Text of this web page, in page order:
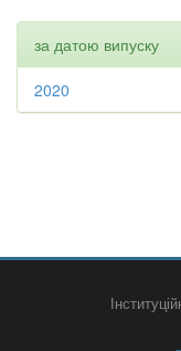
за датою випуску
2020